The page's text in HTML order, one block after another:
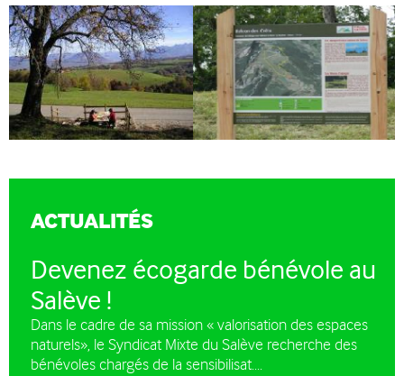
ACTUALITÉS
Devenez écogarde bénévole au
Salève !
Dans le cadre de sa mission « valorisation des espaces
naturels», le Syndicat Mixte du Salève recherche des
bénévoles chargés de la sensibilisat....